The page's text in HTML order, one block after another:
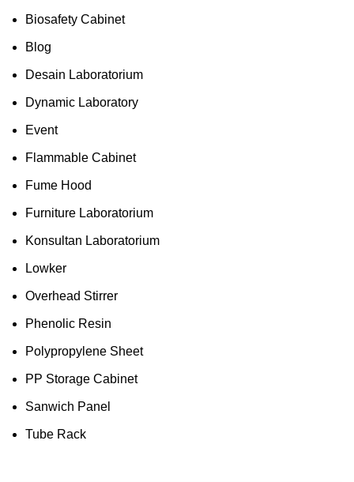
Biosafety Cabinet
Blog
Desain Laboratorium
Dynamic Laboratory
Event
Flammable Cabinet
Fume Hood
Furniture Laboratorium
Konsultan Laboratorium
Lowker
Overhead Stirrer
Phenolic Resin
Polypropylene Sheet
PP Storage Cabinet
Sanwich Panel
Tube Rack